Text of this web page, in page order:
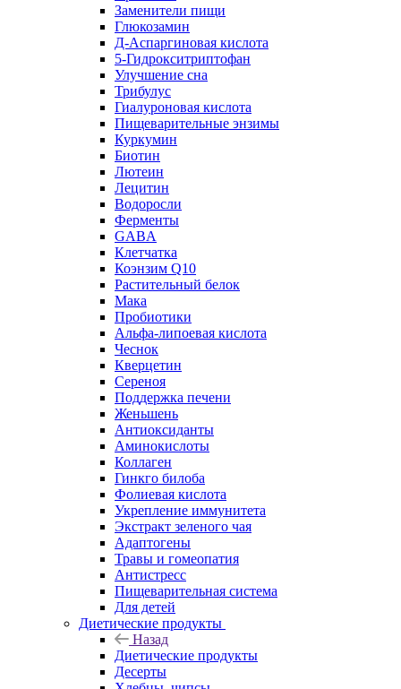
Заменители пищи
Глюкозамин
Д-Аспаргиновая кислота
5-Гидрокситриптофан
Улучшение сна
Трибулус
Гиалуроновая кислота
Пищеварительные энзимы
Куркумин
Биотин
Лютеин
Лецитин
Водоросли
Ферменты
GABA
Клетчатка
Коэнзим Q10
Растительный белок
Мака
Пробиотики
Альфа-липоевая кислота
Чеснок
Кверцетин
Сереноя
Поддержка печени
Женьшень
Антиоксиданты
Аминокислоты
Коллаген
Гинкго билоба
Фолиевая кислота
Укрепление иммунитета
Экстракт зеленого чая
Адаптогены
Травы и гомеопатия
Антистресс
Пищеварительная система
Для детей
Диетические продукты
Назад
Диетические продукты
Десерты